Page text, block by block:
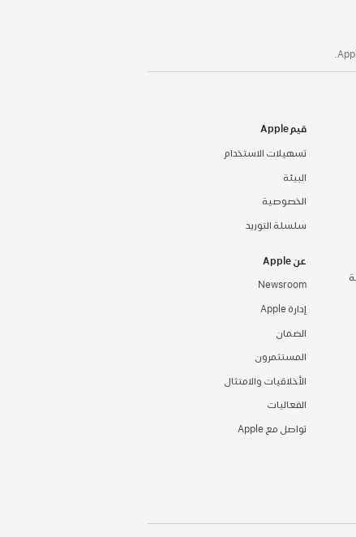
قيم Apple
تسهيلات الاستخدام
‏‏‏البيئة‏
الخصوصية
سلسلة التوريد
عن Apple
Newsroom
إدارة Apple‏
الضمان
المستثمرون
الأخلاقيات والامتثال
الفعاليات
تواصل مع Apple‏